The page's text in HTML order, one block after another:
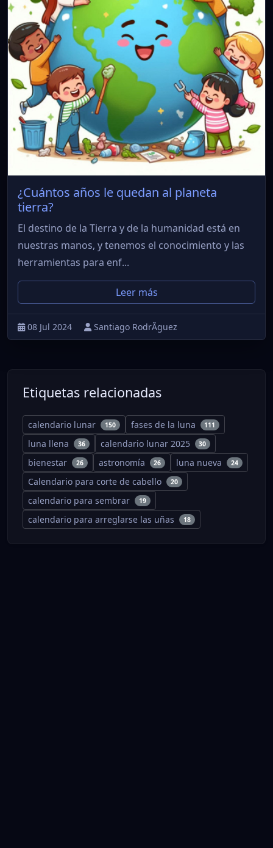
¿Cuántos años le quedan al planeta
tierra?
El destino de la Tierra y de la humanidad está en
nuestras manos, y tenemos el conocimiento y las
herramientas para enf...
Leer más
08 Jul 2024 Santiago RodrÃ­guez
Etiquetas relacionadas
calendario lunar 150 fases de la luna 111
luna llena 36 calendario lunar 2025 30
bienestar 26 astronomía 26 luna nueva 24
Calendario para corte de cabello 20
calendario para sembrar 19
calendario para arreglarse las uñas 18